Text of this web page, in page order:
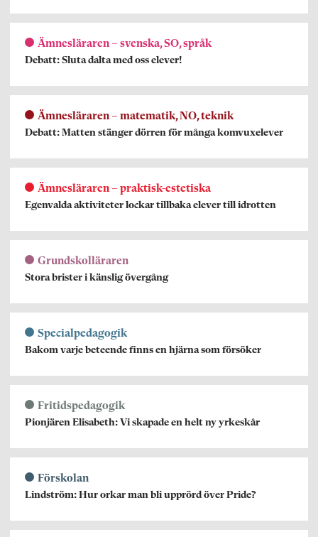
Ämnesläraren – svenska, SO, språk
Debatt: Sluta dalta med oss elever!
Ämnesläraren – matematik, NO, teknik
Debatt: Matten stänger dörren för många komvuxelever
Ämnesläraren – praktisk-estetiska
Egenvalda aktiviteter lockar tillbaka elever till idrotten
Grundskolläraren
Stora brister i känslig övergång
Specialpedagogik
Bakom varje beteende finns en hjärna som försöker
Fritidspedagogik
Pionjären Elisabeth: Vi skapade en helt ny yrkeskår
Förskolan
Lindström: Hur orkar man bli upprörd över Pride?